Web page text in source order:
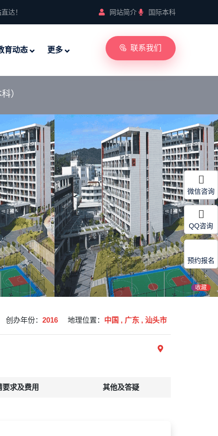
达！ 网站简介 国际本科
育动态 更多 联系我们
）
收藏
创办年份： 2016 地理位置： 中国 , 广东 , 汕头市
要求及费用 其他及答疑
微信咨询
QQ咨询
预约报名